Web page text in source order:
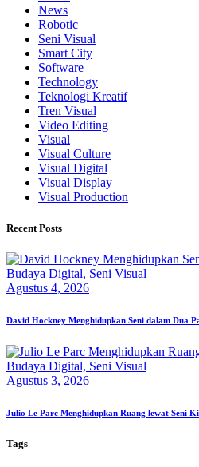
News
Robotic
Seni Visual
Smart City
Software
Technology
Teknologi Kreatif
Tren Visual
Video Editing
Visual
Visual Culture
Visual Digital
Visual Display
Visual Production
Recent Posts
Budaya Digital, Seni Visual
Agustus 4, 2026
David Hockney Menghidupkan Seni dalam Dua
Budaya Digital, Seni Visual
Agustus 3, 2026
Julio Le Parc Menghidupkan Ruang lewat Seni
Tags